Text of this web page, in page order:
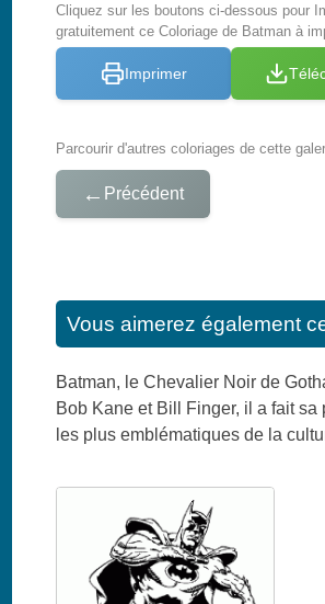
Cliquez sur les boutons ci-dessous pour
gratuitement ce Coloriage de Batman à
Imprimer
Parcourir d'autres coloriages de cette
← Précédent
Vous aimerez également
Batman, le Chevalier Noir de
Bob Kane et Bill Finger, il a fait
les plus emblématiques de la